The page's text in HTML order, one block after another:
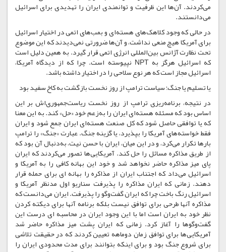
می‌کردند. آن‌ها این ظرفیت و توانمندی ایران را تهدیدی برای اسرائیل
می‌دانستند.
در حالی که وجود کلاهک‌های هسته‌ای و بمب‌های اتمی در اختیار اسرائیل
برای آمریکا هیچ منعی نداشت، و آن‌ها ضرورتی نمی‌دیدند که این موضوع
تحت نظارت آژانس بین‌المللی انرژی اتمی قرار گیرد. به همین دلیل است
که اسرائیل هرگز به NPT نپیوسته است. چرا که از دیدگاه آمریکا،
اسرائیل مجاز است که هر نوع سلاحی را در اختیار داشته باشد.
یا تسلیم یا جنگ؛ سیاست ترامپ از روز نخست بازگشت به کاخ سفید بود
در نتیجه، برنامه‌ریزی ترامپ از روز نخست ریاست‌جمهوری‌اش بر این
اساس بود که مسئله هسته‌ای ایران را به‌زعم خود «حل» کند. به این معنا
که یا توافقی حاصل شود که کل صنعت هسته‌ای ایران جمع شود و ایران
فقط خواسته‌های آمریکا را بپذیرد، یا گزینه جنگ. عبارت «جنگ» را ترامپ
بارها تکرار می‌کرد، و در این میان، ایران با حسن نیت، به‌دنبال آن بود که
از طریق مذاکره مسائل را حل کند. آمریکایی‌ها تصور می‌کردند که ایران
پای میز مذاکره حاضر نخواهد شد و خود این بهانه کافی را به آمریکا و
اسرائیل می‌داد که اجتناب ایران از مذاکره را بهانه ای برای حمله قرار
دهند. زمانی که ایران مذاکره را پذیرفت سناریو اول مدنظر آمریکا و
اسرائیل رنگ باخت چرا که ایران گفت‌وگو را پذیرفت. ایران می‌دانست که
مذاکره آنها طرحی برای توافق نیست بلکه برنامه آنها برای دیکته کردن
نظر خود به ایران است اما با این وجود ایران در محاسبه ای درست این
گفت‌وگوها را آغاز کرد. زمانی که ایران پشت میز مذاکره حاضر شد
آمریکایی‌ها برای توافق زمان دوماهه تعیین کردند که در حقیقت تلاشی
برای شروع جنگ بود و برای اینکه بتوانند برای مدت محدودی ایران را